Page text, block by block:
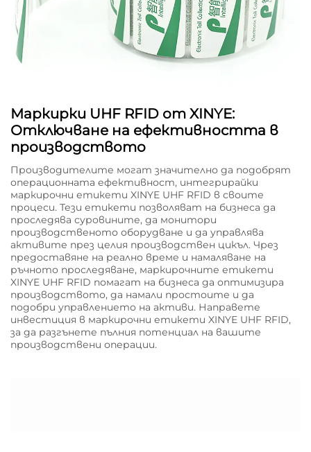
Маркирки UHF RFID от XINYE:
Отключване на ефективността в
производството
Производителите могат значително да подобрят
операционната ефективност, интегрирайки
маркирочни етикети XINYE UHF RFID в своите
процеси. Тези етикети позволяват на бизнеса да
проследява суровините, да монитори
производственото оборудване и да управлява
активите през целия производствен цикъл. Чрез
предоставяне на реално време и намаляване на
ръчното проследяване, маркирочните етикети
XINYE UHF RFID помагат на бизнеса да оптимизира
производството, да намали простоите и да
подобри управлението на активи. Направете
инвестиция в маркирочни етикети XINYE UHF RFID,
за да разгънете пълния потенциал на вашите
производствени операции.